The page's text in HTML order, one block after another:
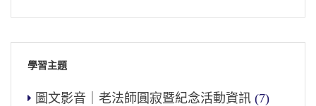
學習主題
圖文影音｜老法師圓寂暨紀念活動資訊 (7)